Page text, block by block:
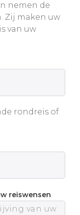
nemen de
Zij maken uw
van uw
rondreis of
reiswensen